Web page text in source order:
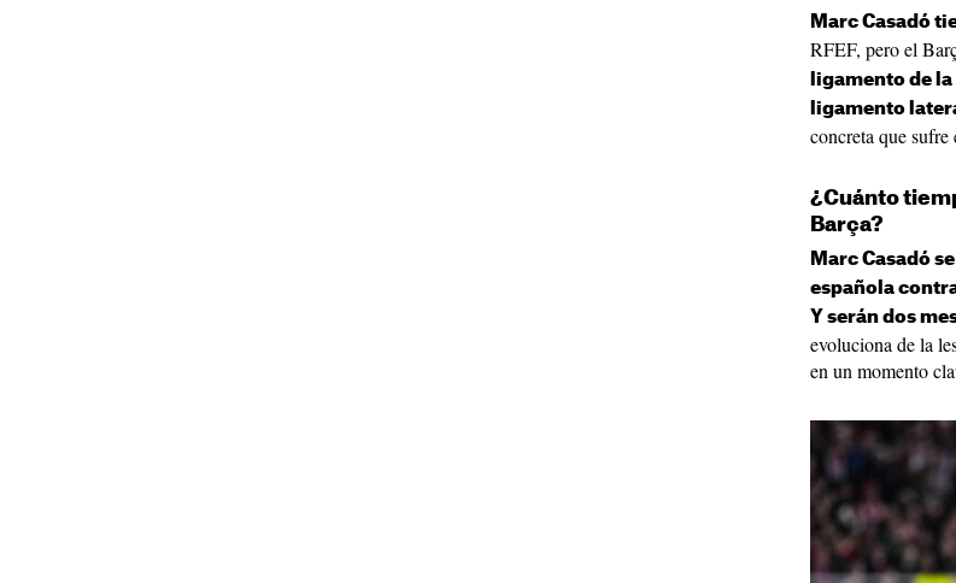
Marc Casadó
RFEF, pero el
ligamento de
ligamento
concreta que
¿Cuánto
Barça?
Marc Casadó
española
Y serán dos
evoluciona de la
en un momento